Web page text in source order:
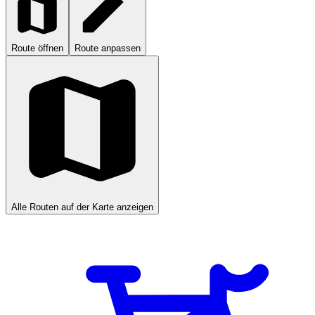
Route öffnen Route anpassen
Alle Routen auf der Karte anzeigen